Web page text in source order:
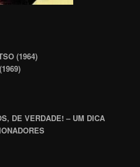
(1964)
DE VERDADE! – UM DICA